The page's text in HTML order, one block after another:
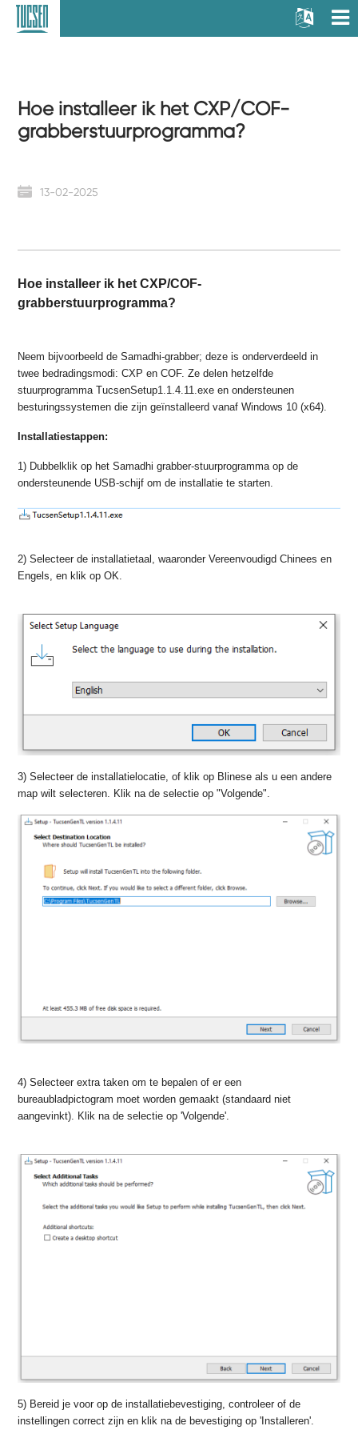
Hoe installeer ik het CXP/COF-
grabberstuurprogramma?
13-02-2025
Hoe installeer ik het CXP/COF-
grabberstuurprogramma?
Neem bijvoorbeeld de Samadhi-grabber; deze is onderverdeeld in
twee bedradingsmodi: CXP en COF. Ze delen hetzelfde
stuurprogramma TucsenSetup1.1.4.11.exe en ondersteunen
besturingssystemen die zijn geïnstalleerd vanaf Windows 10 (x64).
Installatiestappen:
1) Dubbelklik op het Samadhi grabber-stuurprogramma op de
ondersteunende USB-schijf om de installatie te starten.
2) Selecteer de installatietaal, waaronder Vereenvoudigd Chinees en
Engels, en klik op OK.
3) Selecteer de installatielocatie, of klik op Blinese als u een andere
map wilt selecteren. Klik na de selectie op "Volgende".
4) Selecteer extra taken om te bepalen of er een
bureaubladpictogram moet worden gemaakt (standaard niet
aangevinkt). Klik na de selectie op 'Volgende'.
5) Bereid je voor op de installatiebevestiging, controleer of de
instellingen correct zijn en klik na de bevestiging op 'Installeren'.